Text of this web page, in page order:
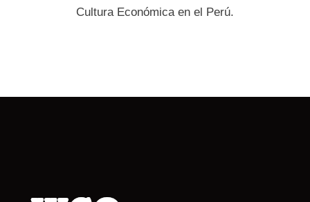
Cultura Económica en el Perú.